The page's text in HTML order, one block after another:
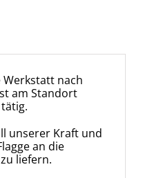
Werkstatt nach
am Standort
unserer Kraft und
an die
liefern.